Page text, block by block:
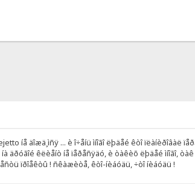
íå äîæä¸ìñÿ ... è î÷åíü ìíîãî ëþäåé êòî ïëàíèðîâàë
äðóãîé êëèåíò íå ïåðåñÿäó, è òàêèõ ëþäåé ìíîãî,
ïðîåêòû ! ñêàæèòå, êòî-íèáóäü, ÷òî íèáóäü !